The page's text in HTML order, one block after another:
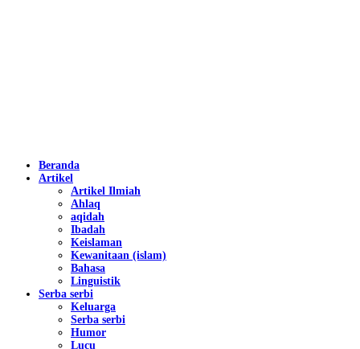
Beranda
Artikel
Artikel Ilmiah
Ahlaq
aqidah
Ibadah
Keislaman
Kewanitaan (islam)
Bahasa
Linguistik
Serba serbi
Keluarga
Serba serbi
Humor
Lucu